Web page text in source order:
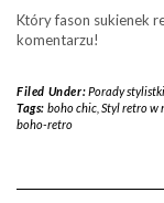
Który fason sukienek
komentarzu!
Filed Under:Porady stylistki
Tags: boho chic, Styl retro w
boho-retro